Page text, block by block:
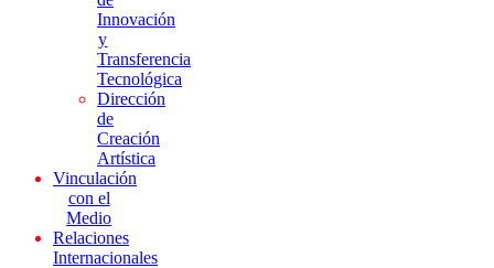
Innovación
y
Transferencia
Tecnológica
Dirección
de
Creación
Artística
Vinculación
con el
Medio
Relaciones
Internacionales